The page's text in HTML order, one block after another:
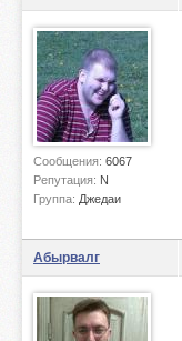
Сообщения: 6067
Репутация: N
Группа: Джедаи
Абырвалг